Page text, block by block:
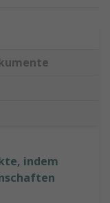
indem